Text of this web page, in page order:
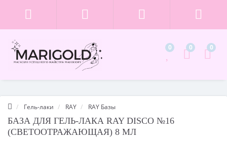
0 0 0
Гель-лаки RAY RAY Базы
БАЗА ДЛЯ ГЕЛЬ-ЛАКА RAY DISCO №16
(СВЕТООТРАЖАЮЩАЯ) 8 МЛ